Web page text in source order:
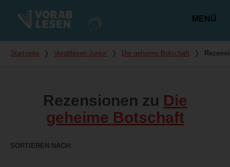
MENÜ
Du bist hier
Startseite ❭ Vorablesen Junior ❭ Die geheime Botschaft ❭
Rezensionen zu Die
geheime Botschaft
SORTIEREN NACH